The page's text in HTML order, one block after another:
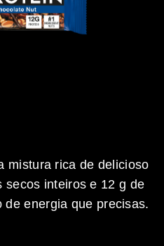
mistura rica de delicioso
secos inteiros e 12 g de
energia que precisas.